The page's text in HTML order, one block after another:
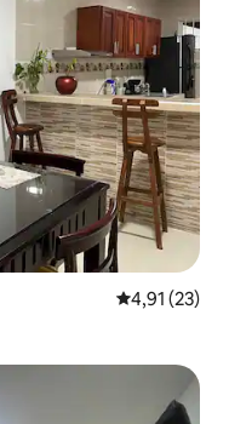
4,91 de uma
4,91 (23)